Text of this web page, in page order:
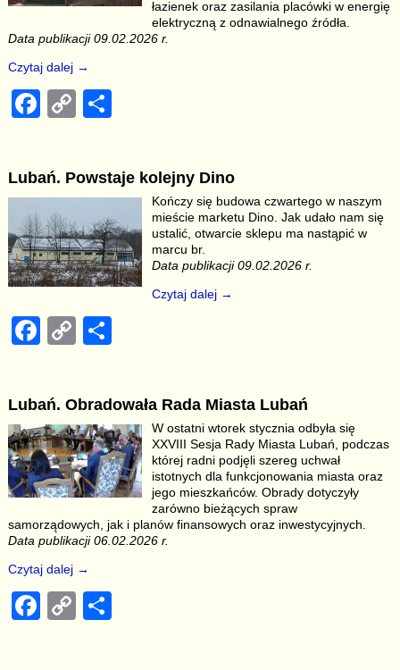
k
łazienek oraz zasilania placówki w energię
elektryczną z odnawialnego źródła.
Data publikacji 09.02.2026 r.
Czytaj dalej →
F
e
b
o
o
C
y
Li
n
k
S
e
Lubań. Powstaje kolejny Dino
Kończy się budowa czwartego w naszym
mieście marketu Dino. Jak udało nam się
ustalić, otwarcie sklepu ma nastąpić w
marcu br.
Data publikacji 09.02.2026 r.
Czytaj dalej →
F
e
b
o
o
k
C
y
Li
n
k
e
Lubań. Obradowała Rada Miasta Lubań
W ostatni wtorek stycznia odbyła się
XXVIII Sesja Rady Miasta Lubań, podczas
której radni podjęli szereg uchwał
istotnych dla funkcjonowania miasta oraz
jego mieszkańców. Obrady dotyczyły
zarówno bieżących spraw
samorządowych, jak i planów finansowych oraz inwestycyjnych.
Data publikacji 06.02.2026 r.
Czytaj dalej →
F
C